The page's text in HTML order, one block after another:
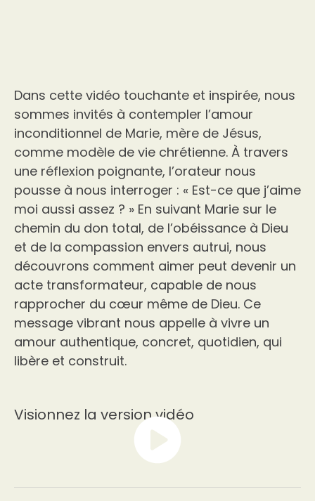
Dans cette vidéo touchante et inspirée, nous
sommes invités à contempler l’amour
inconditionnel de Marie, mère de Jésus,
comme modèle de vie chrétienne. À travers
une réflexion poignante, l’orateur nous
pousse à nous interroger : « Est-ce que j’aime
moi aussi assez ? » En suivant Marie sur le
chemin du don total, de l’obéissance à Dieu
et de la compassion envers autrui, nous
découvrons comment aimer peut devenir un
acte transformateur, capable de nous
rapprocher du cœur même de Dieu. Ce
message vibrant nous appelle à vivre un
amour authentique, concret, quotidien, qui
libère et construit.
Visionnez la version vidéo